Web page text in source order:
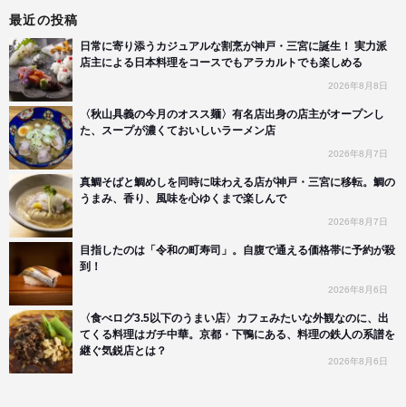
最近の投稿
日常に寄り添うカジュアルな割烹が神戸・三宮に誕生！ 実力派
店主による日本料理をコースでもアラカルトでも楽しめる
2026年8月8日
〈秋山具義の今月のオスス麺〉有名店出身の店主がオープンし
た、スープが濃くておいしいラーメン店
2026年8月7日
真鯛そばと鯛めしを同時に味わえる店が神戸・三宮に移転。鯛の
うまみ、香り、風味を心ゆくまで楽しんで
2026年8月7日
目指したのは「令和の町寿司」。自腹で通える価格帯に予約が殺
到！
2026年8月6日
〈食べログ3.5以下のうまい店〉カフェみたいな外観なのに、出
てくる料理はガチ中華。京都・下鴨にある、料理の鉄人の系譜を
継ぐ気鋭店とは？
2026年8月6日